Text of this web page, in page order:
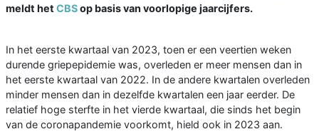
meldt het CBSop basis van voorlopige jaarcijfers.
In het eerste kwartaal van 2023, toen er een veertien weken
durende griepepidemie was, overleden er meer mensen dan in
het eerste kwartaal van 2022. In de andere kwartalen overleden
minder mensen dan in dezelfde kwartalen een jaar eerder. De
relatief hoge sterfte in het vierde kwartaal, die sinds het begin
van de coronapandemie voorkomt, hield ook in 2023 aan.